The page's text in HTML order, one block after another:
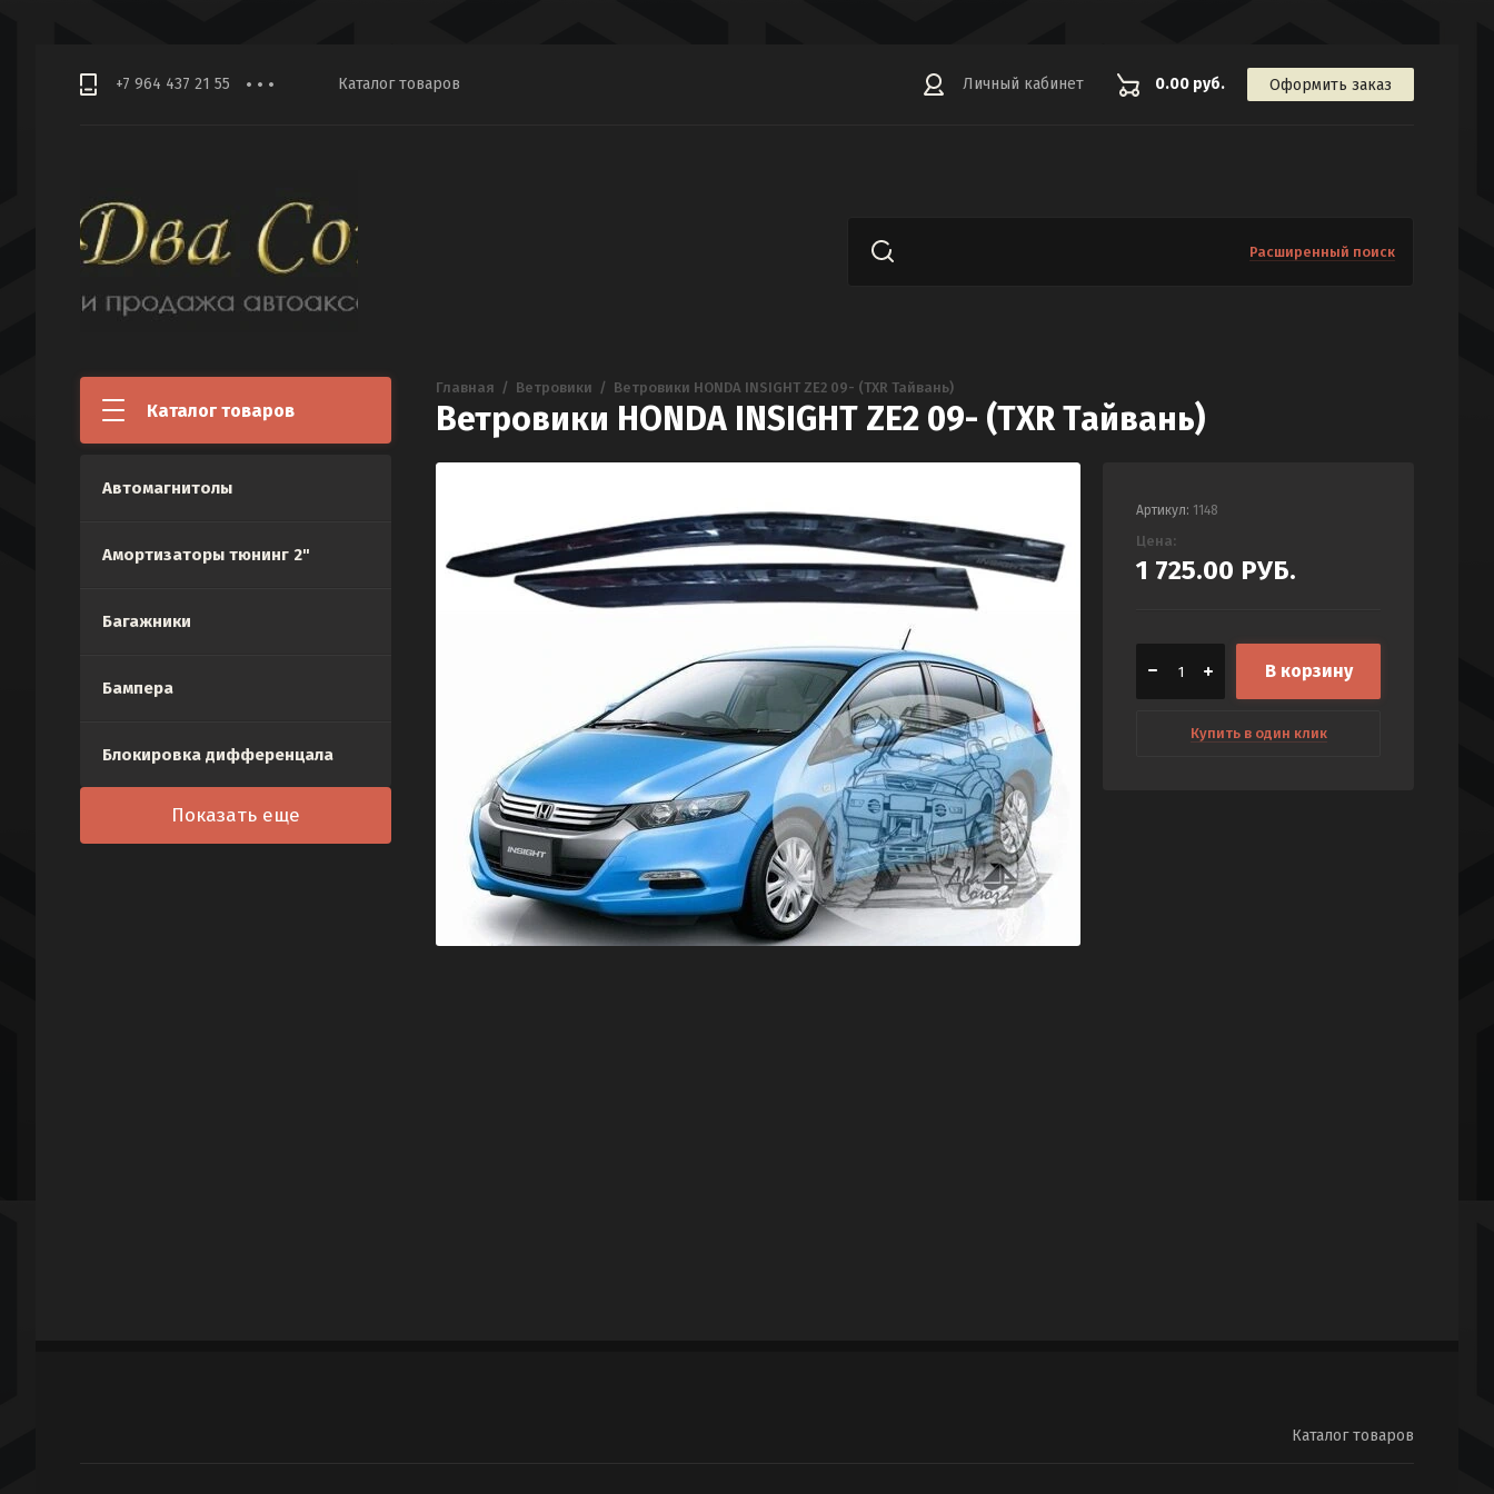
+7 964 437 21 55 Каталог товаров Личный кабинет 0.00 руб. Оформить заказ
Расширенный поиск
Каталог товаров
Автомагнитолы
Амортизаторы тюнинг 2"
Багажники
Бампера
Блокировка дифференцала
Показать еще
Главная
  /
Ветровики
  /
Ветровики HONDA INSIGHT ZE2 09- (TXR Тайвань)
Ветровики HONDA INSIGHT ZE2 09- (TXR Тайвань)
Артикул: 1148
Цена:
1 725.00 РУБ.
В корзину
Купить в один клик
Каталог товаров